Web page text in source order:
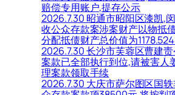
赔偿专用账户,提存公示
2026.7.30 昭通市昭阳区漆凯,
收公众存款案涉案财产以物抵
分配抵债财产总价值为
2026.7.30 长沙市芙蓉区曹建
案款已全部执行到位,请被害人
理案款领取手续
2026.7.30 大庆市萨尔图区国